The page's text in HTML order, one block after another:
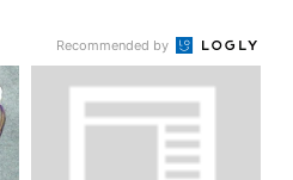
Recommended by